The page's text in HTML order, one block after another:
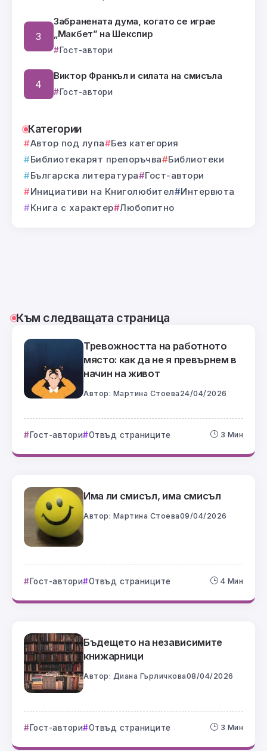
Забранената дума, когато се играе
„Макбет” на Шекспир
Гост-автори
Виктор Франкъл и силата на смисъла
Гост-автори
Категории
Автор под лупа
Без категория
Библиотекарят препоръчва
Библиотеки
Българска литература
Гост-автори
Инициативи на Книголюбител
Интервюта
Книга с характер Любопитно
Към следващата страница
Тревожността на работното
място: как да не я превърнем в
начин на живот
Автор: Мартина Стоева 24/04/2026
Гост-автори Отвъд страниците 3 Мин
Има ли смисъл, има смисъл
Автор: Мартина Стоева09/04/2026
Гост-автори Отвъд страниците 4 Мин
Бъдещето на независимите
книжарници
Автор: Диана Гърличкова08/04/2026
Гост-автори Отвъд страниците 3 Мин